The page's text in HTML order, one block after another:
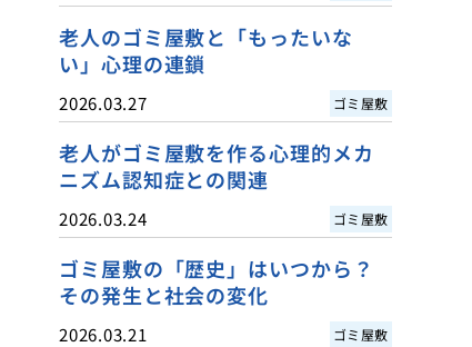
老人のゴミ屋敷と「もったいな
い」心理の連鎖
2026.03.27 ゴミ屋敷
老人がゴミ屋敷を作る心理的メカ
ニズム認知症との関連
2026.03.24 ゴミ屋敷
ゴミ屋敷の「歴史」はいつから？
その発生と社会の変化
2026.03.21 ゴミ屋敷